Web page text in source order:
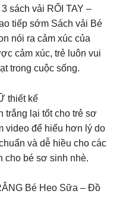
sách vải RỐI TAY –
tiếp sớm Sách vải Bé
nói ra cảm xúc của
cảm xúc, trẻ luôn vui
trong cuộc sống.
thiết kế
trắng lại tốt cho trẻ sơ
video để hiểu hơn lý do
và dễ hiều cho các
cho bé sơ sinh nhè.
Bé Heo Sữa – Đồ